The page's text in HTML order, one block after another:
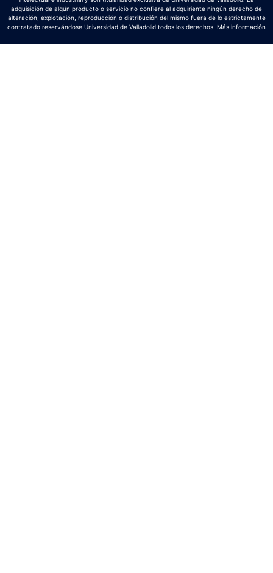
adquisición de algún producto o servicio no confiere al adquiriente ningún derecho de
alteración, explotación, reproducción o distribución del mismo fuera de lo estrictamente
contratado reservándose Universidad de Valladolid todos los derechos. Más información